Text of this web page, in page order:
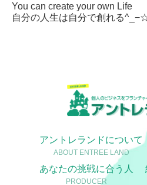
You can create your own Life
自分の人生は自分で創れる
アントレランドについて
ABOUT ENTREE LAND
あなたの挑戦に合う人
PRODUCER